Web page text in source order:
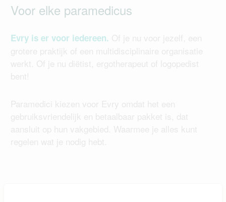
Voor elke paramedicus
Evry is er voor iedereen.